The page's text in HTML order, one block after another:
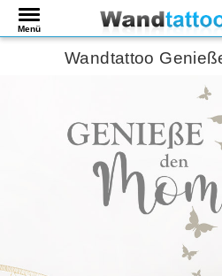
Menü
Wandtattoo